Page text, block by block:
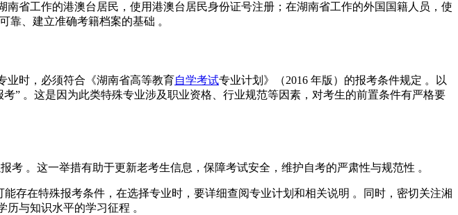
省工作的港澳台居民，使用港澳台居民身份证号注册；在湖南省工作的外国国籍人员，使
靠、建立准确考籍档案的基础 。
业时，必须符合《湖南省高等教育自学考试专业计划》（2016 年版）的报考条件规定 。以
” 。这是因为此类特殊专业涉及职业资格、行业规范等因素，对考生的前置条件有严格要
。这一举措有助于更新老考生信息，保障考试安全，维护自考的严肃性与规范性 。
存在特殊报考条件，在选择专业时，要详细查阅专业计划和相关说明 。同时，密切关注湘
与知识水平的学习征程 。